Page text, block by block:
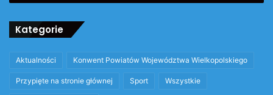
Kategorie
Aktualności Konwent Powiatów Województwa Wielkopolskiego
Przypięte na stronie głównej Sport Wszystkie